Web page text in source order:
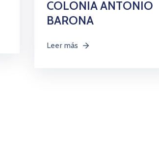
COLONIA ANTONIO
BARONA
Leer más